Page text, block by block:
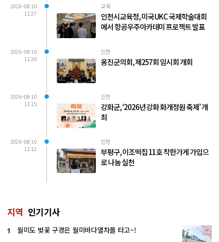
2026-08-10
11:27
교육
인천시교육청, 미국 UKC 국제학술대회
에서 항공우주아카데미 프로젝트 발표
2026-08-10
11:20
인천
옹진군의회, 제257회 임시회 개회
2026-08-10
11:15
인천
강화군, ‘2026년 강화 화개정원 축제’ 개
최
2026-08-10
11:12
인천
부평구, 이조떡집 11호 착한가게 가입으
로 나눔 실천
지역 인기기사
1 월미도 벚꽃 구경은 월미바다열차를 타고~!